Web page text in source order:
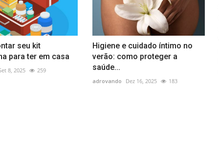
seu kit
para ter em casa
8, 2025 259
Higiene e cuidado íntimo no
verão: como proteger a
saúde...
adrovando Dez 16, 2025 183